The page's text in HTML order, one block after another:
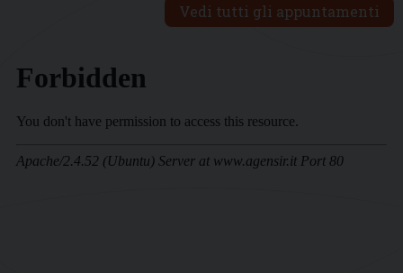
Vedi tutti gli appuntamenti